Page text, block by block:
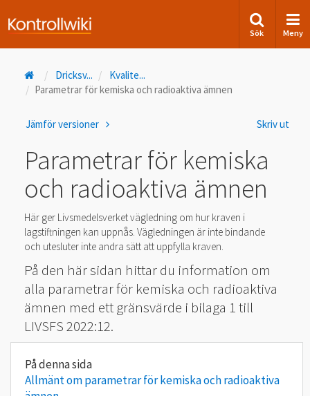
Sök Meny
Dricksv... Kvalite...
Parametrar för kemiska och radioaktiva ämnen
Skriv ut
Jämför versioner
Parametrar för kemiska
och radioaktiva ämnen
Här ger Livsmedelsverket vägledning om hur kraven i
lagstiftningen kan uppnås. Vägledningen är inte bindande
och utesluter inte andra sätt att uppfylla kraven.
På den här sidan hittar du information om
alla parametrar för kemiska och radioaktiva
ämnen med ett gränsvärde i bilaga 1 till
LIVSFS 2022:12.
Allmänt om parametrar för kemiska och radioaktiva